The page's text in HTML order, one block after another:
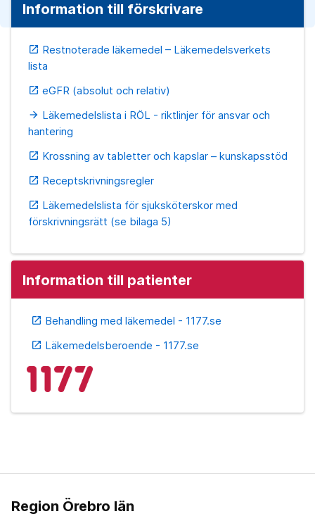
Information till förskrivare
open_in_new Restnoterade läkemedel – Läkemedelsverkets
lista
open_in_new eGFR (absolut och relativ)
arrow_forward Läkemedelslista i RÖL - riktlinjer för ansvar och
hantering
open_in_new Krossning av tabletter och kapslar – kunskapsstöd
open_in_new Receptskrivningsregler
open_in_new Läkemedelslista för sjuksköterskor med
förskrivningsrätt (se bilaga 5)
Information till patienter
open_in_new Behandling med läkemedel - 1177.se
open_in_new Läkemedelsberoende - 1177.se
Region Örebro län